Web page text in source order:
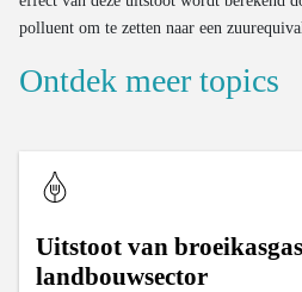
polluent om te zetten naar een
Ontdek meer topics
Uitstoot van
landbouwsector